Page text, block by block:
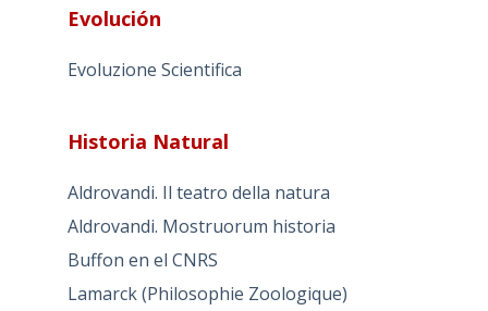
Evolución
Evoluzione Scientifica
Historia Natural
Aldrovandi. Il teatro della natura
Aldrovandi. Mostruorum historia
Buffon en el CNRS
Lamarck (Philosophie Zoologique)